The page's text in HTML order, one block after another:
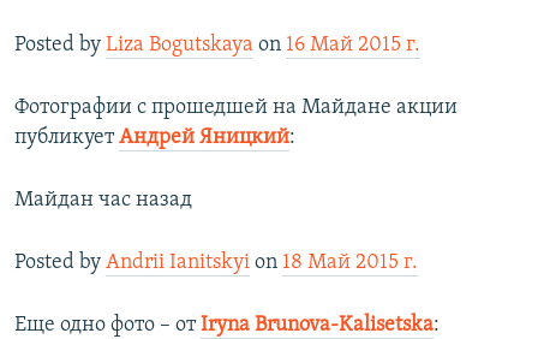
Posted by Liza Bogutskaya on 16 Май 2015 г.
Фотографии с прошедшей на Майдане акции
публикуетАндрей Яницкий:
Майдан час назад
Posted by Andrii Ianitskyi on 18 Май 2015 г.
Еще одно фото – отIryna Brunova-Kalisetska: